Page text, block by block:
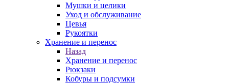
Мушки и целики
Уход и обслуживание
Цевья
Рукоятки
Хранение и перенос
Назад
Хранение и перенос
Рюкзаки
Кобуры и подсумки